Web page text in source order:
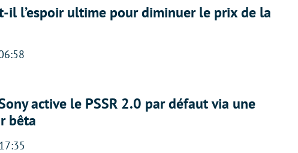
il l’espoir ultime pour diminuer le prix de la
active le PSSR 2.0 par défaut via une
bêta